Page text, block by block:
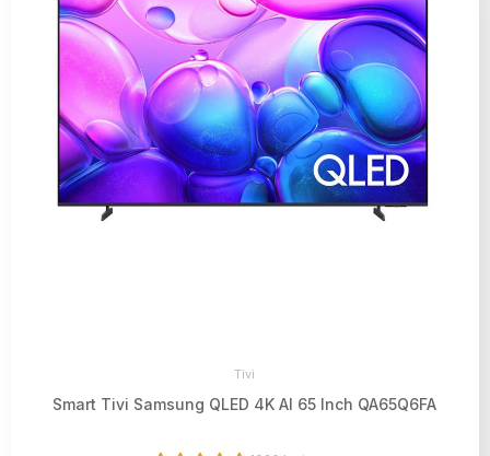
Tivi
Smart Tivi Samsung QLED 4K AI 65 Inch QA65Q6FA